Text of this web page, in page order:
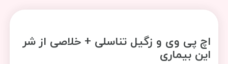
اچ پی وی و زگیل تناسلی + خلاصی از شر
این بیماری